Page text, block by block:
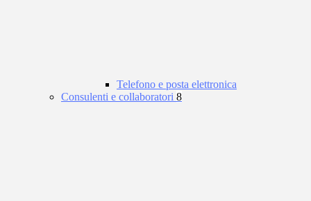
Telefono e posta elettronica
Consulenti e collaboratori 8